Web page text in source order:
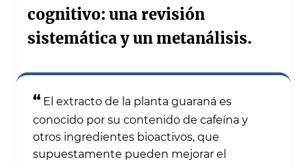
cognitivo: una revisión
sistemática y un metanálisis.
“ El extracto de la planta guaraná es
conocido por su contenido de cafeína y
otros ingredientes bioactivos, que
supuestamente pueden mejorar el